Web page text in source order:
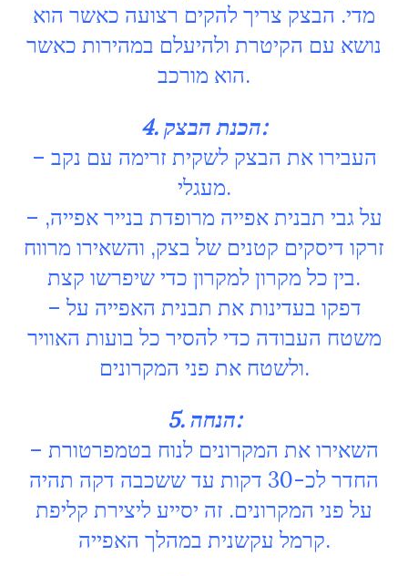
מדי. הבצק צריך להקים רצועה כאשר הוא
נושא עם הקיטרת ולהיעלם במהירות כאשר
הוא מורכב.
4. הכנת הבצק:
– העבירו את הבצק לשקית זרימה עם נקב
מעגלי.
– על גבי תבנית אפייה מרופדת בנייר אפייה,
זרקו דיסקים קטנים של בצק, והשאירו מרווח
בין כל מקרון למקרון כדי שיפרשו קצת.
– דפקו בעדינות את תבנית האפייה על
משטח העבודה כדי להסיר כל בועות האוויר
ולשטח את פני המקרונים.
5. הנחה:
– השאירו את המקרונים לנוח בטמפרטורת
החדר לכ-30 דקות עד ששכבה דקה תהיה
על פני המקרונים. זה יסייע ליצירת קליפת
קרמל עקשנית במהלך האפייה.